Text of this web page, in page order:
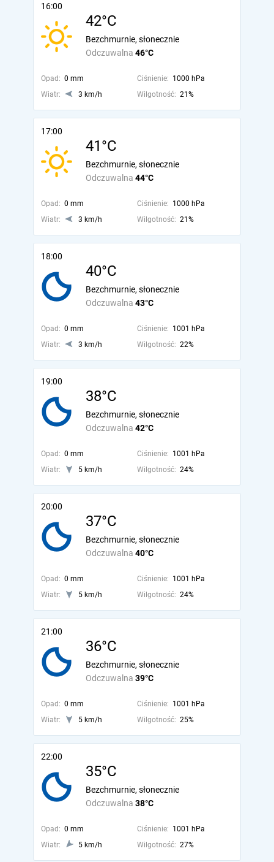
16:00
42°C
Odczuwalna 46°C
Bezchmurnie, słonecznie
Opad: 0 mm Ciśnienie: 1000 hPa
Wiatr:
3 km/h Wilgotność: 21%
17:00
41°C
Odczuwalna 44°C
Bezchmurnie, słonecznie
Opad: 0 mm Ciśnienie: 1000 hPa
Wiatr:
3 km/h Wilgotność: 21%
18:00
40°C
Odczuwalna 43°C
Bezchmurnie, słonecznie
Opad: 0 mm Ciśnienie: 1001 hPa
Wiatr:
3 km/h Wilgotność: 22%
19:00
38°C
Odczuwalna 42°C
Bezchmurnie, słonecznie
Opad: 0 mm Ciśnienie: 1001 hPa
Wiatr:
5 km/h Wilgotność: 24%
20:00
37°C
Odczuwalna 40°C
Bezchmurnie, słonecznie
Opad: 0 mm Ciśnienie: 1001 hPa
Wiatr:
5 km/h Wilgotność: 24%
21:00
36°C
Odczuwalna 39°C
Bezchmurnie, słonecznie
Opad: 0 mm Ciśnienie: 1001 hPa
Wiatr:
5 km/h Wilgotność: 25%
22:00
35°C
Odczuwalna 38°C
Bezchmurnie, słonecznie
Opad: 0 mm Ciśnienie: 1001 hPa
Wiatr:
5 km/h Wilgotność: 27%